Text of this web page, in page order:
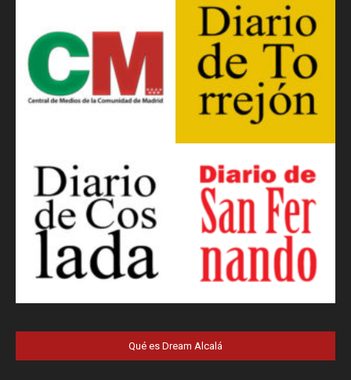
Qué es Dream Alcalá